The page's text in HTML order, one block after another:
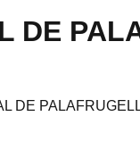
DE
DE